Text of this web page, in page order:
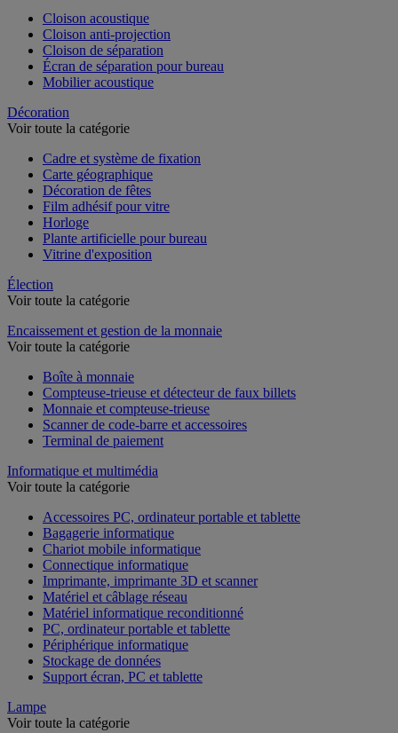
Cloison acoustique
Cloison anti-projection
Cloison de séparation
Écran de séparation pour bureau
Mobilier acoustique
Décoration
Voir toute la catégorie
Cadre et système de fixation
Carte géographique
Décoration de fêtes
Film adhésif pour vitre
Horloge
Plante artificielle pour bureau
Vitrine d'exposition
Élection
Voir toute la catégorie
Encaissement et gestion de la monnaie
Voir toute la catégorie
Boîte à monnaie
Compteuse-trieuse et détecteur de faux billets
Monnaie et compteuse-trieuse
Scanner de code-barre et accessoires
Terminal de paiement
Informatique et multimédia
Voir toute la catégorie
Accessoires PC, ordinateur portable et tablette
Bagagerie informatique
Chariot mobile informatique
Connectique informatique
Imprimante, imprimante 3D et scanner
Matériel et câblage réseau
Matériel informatique reconditionné
PC, ordinateur portable et tablette
Périphérique informatique
Stockage de données
Support écran, PC et tablette
Lampe
Voir toute la catégorie